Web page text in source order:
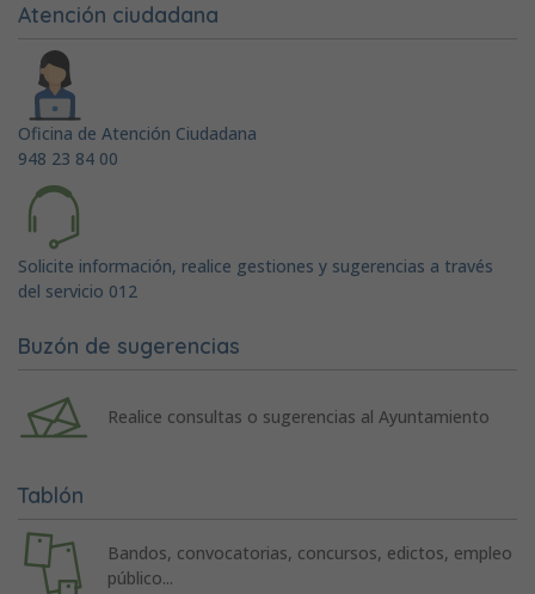
Atención ciudadana
Oficina de Atención Ciudadana
948 23 84 00
Solicite información, realice gestiones y sugerencias a través
del servicio 012
Buzón de sugerencias
Realice consultas o sugerencias al Ayuntamiento
Tablón
Bandos, convocatorias, concursos, edictos, empleo
público...